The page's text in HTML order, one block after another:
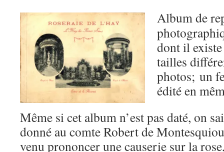
Album de
dont il
tailles
photos; un
édité en
Même si cet album n’est pas daté, on
donné au comte Robert de
venu prononcer une causerie sur la